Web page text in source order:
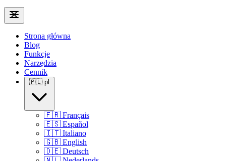
Strona główna
Blog
Funkcje
Narzędzia
Cennik
🇵🇱 pl
🇫🇷 Français
🇪🇸 Español
🇮🇹 Italiano
🇬🇧 English
🇩🇪 Deutsch